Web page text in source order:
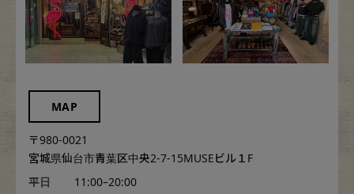
MAP
〒980-0021
宮城県仙台市青葉区中央2-7-15MUSEビル１F
平日
11:00–20:00